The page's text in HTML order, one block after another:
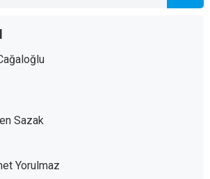
Sazak
Yorulmaz